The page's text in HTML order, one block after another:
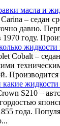
масла и
– седан
давно.
году.
Cobalt –
жидкости
S210 –
года.